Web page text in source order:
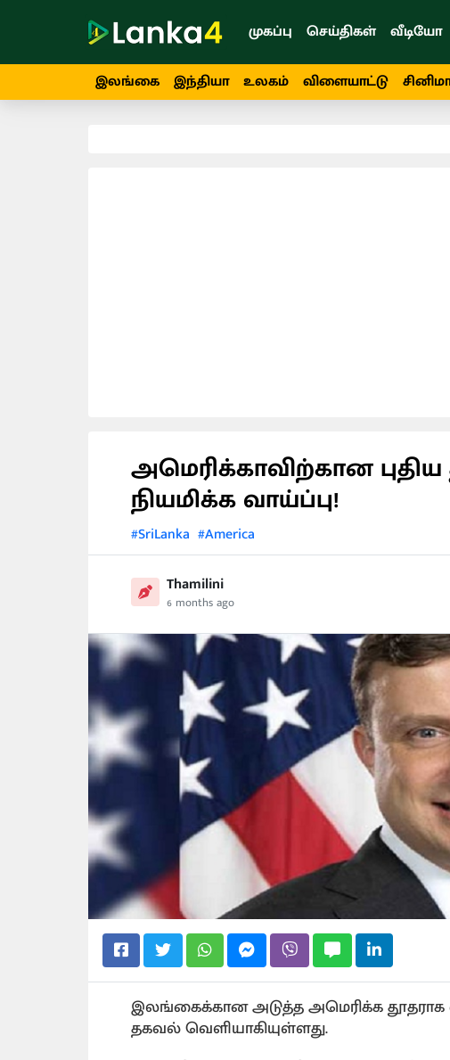
முகப்பு செய்திகள் வீடியோ
இலங்கை இந்தியா உலகம் விளையாட்டு
அமெரிக்காவிற்கான
நியமிக்க வாய்ப்பு!
#SriLanka #America
Thamilini
6 months ago
இலங்கைக்கான அடுத்த அமெரிக்க தூதராக
தகவல் வெளியாகியுள்ளது.